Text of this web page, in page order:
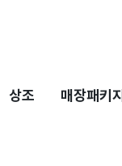
상조 매장패키지